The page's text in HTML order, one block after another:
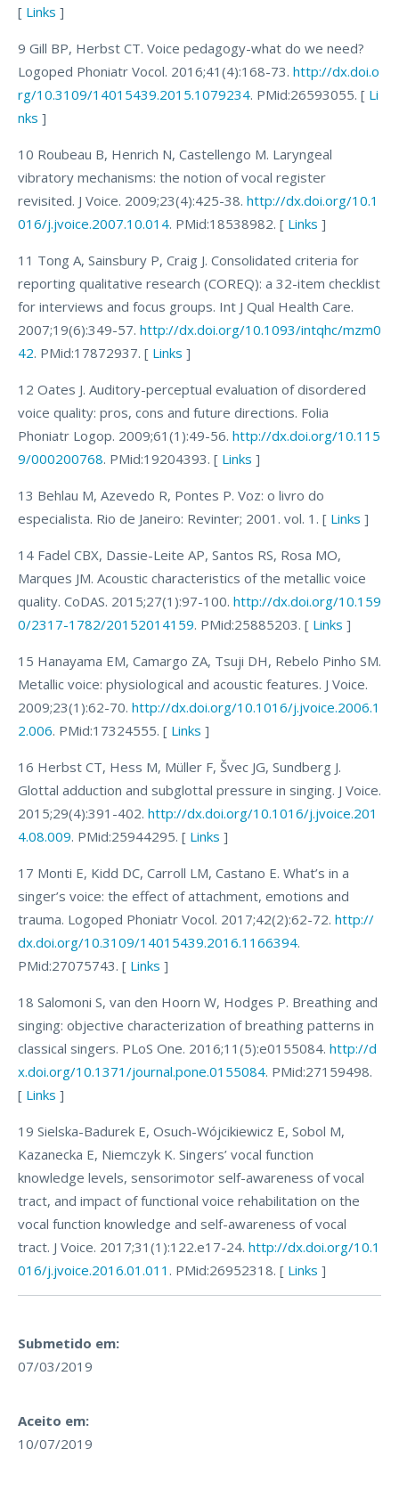
[ Links ]
9 Gill BP, Herbst CT. Voice pedagogy-what do we need?
Logoped Phoniatr Vocol. 2016;41(4):168-73. http://dx.doi.o
rg/10.3109/14015439.2015.1079234. PMid:26593055. [ Li
nks ]
10 Roubeau B, Henrich N, Castellengo M. Laryngeal
vibratory mechanisms: the notion of vocal register
revisited. J Voice. 2009;23(4):425-38. http://dx.doi.org/10.1
016/j.jvoice.2007.10.014. PMid:18538982. [ Links ]
11 Tong A, Sainsbury P, Craig J. Consolidated criteria for
reporting qualitative research (COREQ): a 32-item checklist
for interviews and focus groups. Int J Qual Health Care.
2007;19(6):349-57. http://dx.doi.org/10.1093/intqhc/mzm0
42. PMid:17872937. [ Links ]
12 Oates J. Auditory-perceptual evaluation of disordered
voice quality: pros, cons and future directions. Folia
Phoniatr Logop. 2009;61(1):49-56. http://dx.doi.org/10.115
9/000200768. PMid:19204393. [ Links ]
13 Behlau M, Azevedo R, Pontes P. Voz: o livro do
especialista. Rio de Janeiro: Revinter; 2001. vol. 1. [ Links ]
14 Fadel CBX, Dassie-Leite AP, Santos RS, Rosa MO,
Marques JM. Acoustic characteristics of the metallic voice
quality. CoDAS. 2015;27(1):97-100. http://dx.doi.org/10.159
0/2317-1782/20152014159. PMid:25885203. [ Links ]
15 Hanayama EM, Camargo ZA, Tsuji DH, Rebelo Pinho SM.
Metallic voice: physiological and acoustic features. J Voice.
2009;23(1):62-70. http://dx.doi.org/10.1016/j.jvoice.2006.1
2.006. PMid:17324555. [ Links ]
16 Herbst CT, Hess M, Müller F, Švec JG, Sundberg J.
Glottal adduction and subglottal pressure in singing. J Voice.
2015;29(4):391-402. http://dx.doi.org/10.1016/j.jvoice.201
4.08.009. PMid:25944295. [ Links ]
17 Monti E, Kidd DC, Carroll LM, Castano E. What’s in a
singer’s voice: the effect of attachment, emotions and
trauma. Logoped Phoniatr Vocol. 2017;42(2):62-72. http://
dx.doi.org/10.3109/14015439.2016.1166394.
PMid:27075743. [ Links ]
18 Salomoni S, van den Hoorn W, Hodges P. Breathing and
singing: objective characterization of breathing patterns in
classical singers. PLoS One. 2016;11(5):e0155084. http://d
x.doi.org/10.1371/journal.pone.0155084. PMid:27159498.
[ Links ]
19 Sielska-Badurek E, Osuch-Wójcikiewicz E, Sobol M,
Kazanecka E, Niemczyk K. Singers’ vocal function
knowledge levels, sensorimotor self-awareness of vocal
tract, and impact of functional voice rehabilitation on the
vocal function knowledge and self-awareness of vocal
tract. J Voice. 2017;31(1):122.e17-24. http://dx.doi.org/10.1
016/j.jvoice.2016.01.011 . PMid:26952318. [ Links ]
Submetido em:
07/03/2019
Aceito em:
10/07/2019